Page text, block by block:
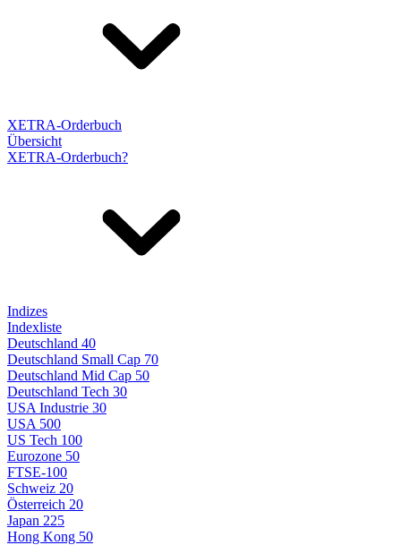
XETRA-Orderbuch
Übersicht
XETRA-Orderbuch?
Indizes
Indexliste
Deutschland 40
Deutschland Small Cap 70
Deutschland Mid Cap 50
Deutschland Tech 30
USA Industrie 30
USA 500
US Tech 100
Eurozone 50
FTSE-100
Schweiz 20
Österreich 20
Japan 225
Hong Kong 50